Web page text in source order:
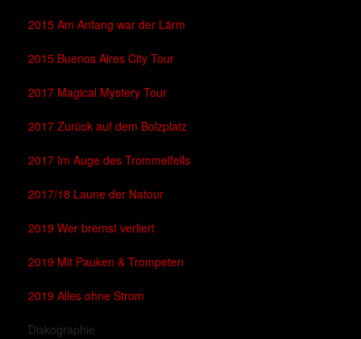
2015 Am Anfang war der Lärm
2015 Buenos Aires City Tour
2017 Magical Mystery Tour
2017 Zurück auf dem Bolzplatz
2017 Im Auge des Trommelfells
2017/18 Laune der Natour
2019 Wer bremst verliert
2019 Mit Pauken & Trompeten
2019 Alles ohne Strom
Diskographie